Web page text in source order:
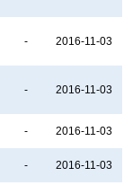
- 2016-11-03
- 2016-11-03
- 2016-11-03
- 2016-11-03